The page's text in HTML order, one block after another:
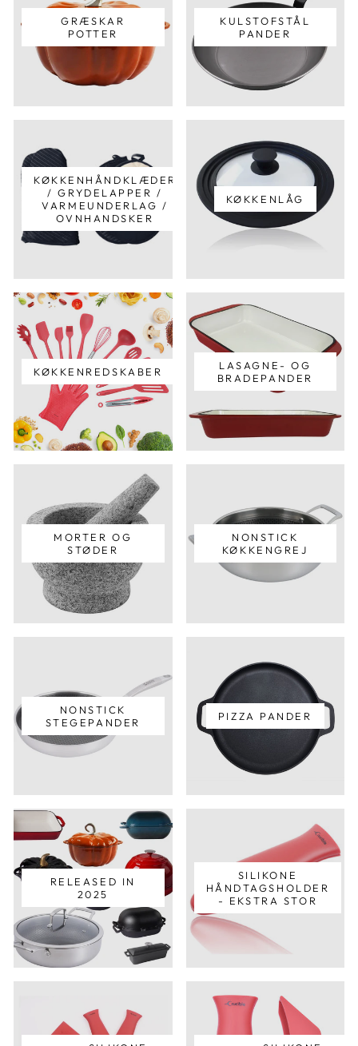
GRÆSKAR
POTTER
KULSTOFSTÅL
PANDER
KØKKENHÅNDKLÆDER
/ GRYDELAPPER /
VARMEUNDERLAG /
OVNHANDSKER
KØKKENLÅG
KØKKENREDSKABER
LASAGNE- OG
BRADEPANDER
MORTER OG
STØDER
NONSTICK
KØKKENGREJ
NONSTICK
STEGEPANDER
PIZZA PANDER
RELEASED IN
2025
SILIKONE
HÅNDTAGSHOLDER
- EKSTRA STOR